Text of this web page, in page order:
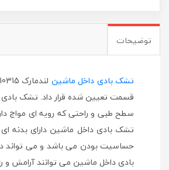
توضیحات
تشک بادی داخل ماشین
قسمت تعیین شده قرار داد. تشک بادی
سطح طبی و راحتی که رویه ای مواج
تشک بادی داخل ماشین دارای بدنه
حساسیت بودن می باشد و می تواند
بادی داخل ماشین می توانند آرامش